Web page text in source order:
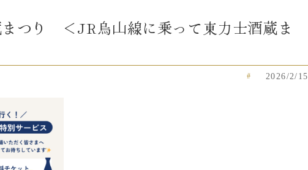
つり ＜JR烏山線に乗って東力士酒蔵ま
2026/2/15